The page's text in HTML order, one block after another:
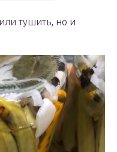
тушить, но и